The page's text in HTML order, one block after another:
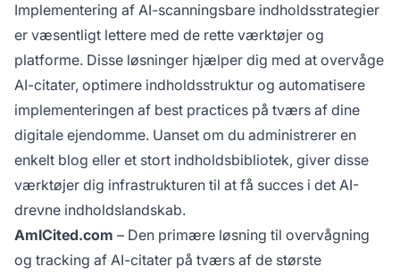
Implementering af AI-scanningsbare indholdsstrategier
er væsentligt lettere med de rette værktøjer og
platforme. Disse løsninger hjælper dig med at overvåge
AI-citater, optimere indholdsstruktur og automatisere
implementeringen af best practices på tværs af dine
digitale ejendomme. Uanset om du administrerer en
enkelt blog eller et stort indholdsbibliotek, giver disse
værktøjer dig infrastrukturen til at få succes i det AI-
drevne indholdslandskab.
AmICited.com – Den primære løsning til overvågning
og tracking af AI-citater på tværs af de største